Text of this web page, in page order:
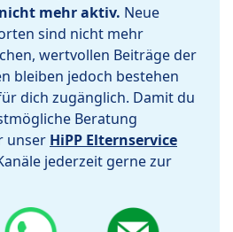
mehr aktiv. Neue
sind nicht mehr
wertvollen Beiträge der
bleiben jedoch bestehen
dich zugänglich. Damit du
Beratung
unser HiPP Elternservice
jederzeit gerne zur